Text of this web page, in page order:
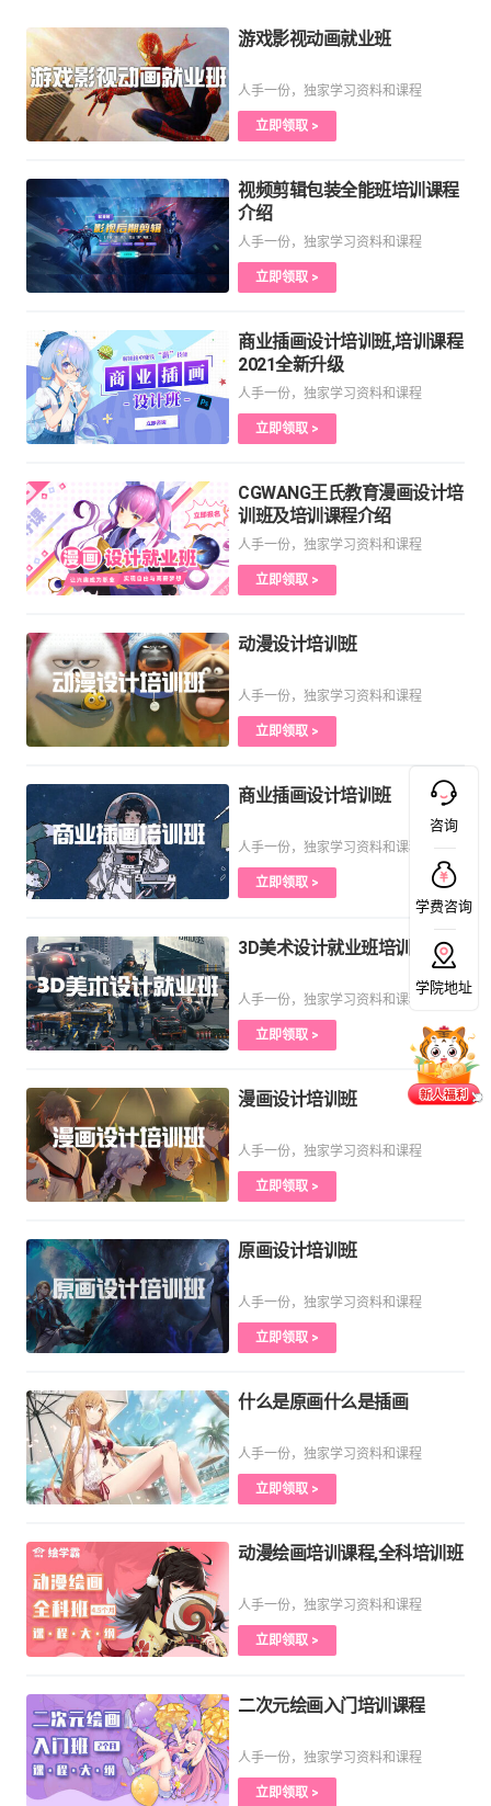
游戏影视动画就业班
人手一份，独家学习资料和课程
立即领取 >
视频剪辑包装全能班培训课程
介绍
人手一份，独家学习资料和课程
立即领取 >
商业插画设计培训班,培训课程
2021全新升级
人手一份，独家学习资料和课程
立即领取 >
CGWANG王氏教育漫画设计培
训班及培训课程介绍
人手一份，独家学习资料和课程
立即领取 >
动漫设计培训班
人手一份，独家学习资料和课程
立即领取 >
商业插画设计培训班
人手一份，独家学习资料和课程
立即领取 >
3D美术设计就业班培训课程
人手一份，独家学习资料和课程
立即领取 >
漫画设计培训班
人手一份，独家学习资料和课程
立即领取 >
原画设计培训班
人手一份，独家学习资料和课程
立即领取 >
什么是原画什么是插画
人手一份，独家学习资料和课程
立即领取 >
动漫绘画培训课程,全科培训班
人手一份，独家学习资料和课程
立即领取 >
二次元绘画入门培训课程
人手一份，独家学习资料和课程
立即领取 >
咨询
学费咨询
学院地址